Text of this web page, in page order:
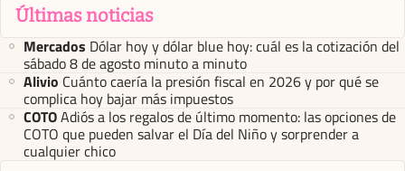
Últimas noticias
Mercados Dólar hoy y dólar blue hoy: cuál es la cotización del
sábado 8 de agosto minuto a minuto
Alivio Cuánto caería la presión fiscal en 2026 y por qué se
complica hoy bajar más impuestos
COTOAdiós a los regalos de último momento: las opciones de
COTO que pueden salvar el Día del Niño y sorprender a
cualquier chico